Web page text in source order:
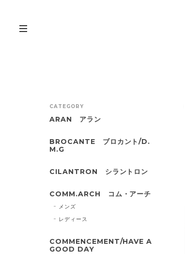
CATEGORY
ARAN アラン
BROCANTE ブロカント/D.
M.G
CILANTRON シラントロン
COMM.ARCH コム・アーチ
メンズ
レディース
COMMENCEMENT/HAVE A
GOOD DAY